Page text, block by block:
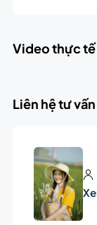
Video thực tế
Liên hệ tư